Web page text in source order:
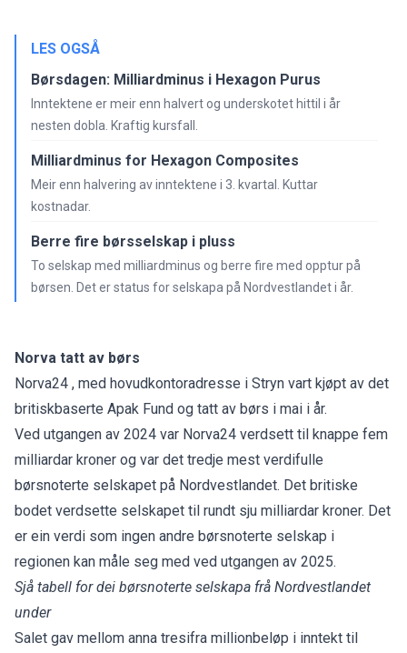
LES OGSÅ
Børsdagen: Milliardminus i Hexagon Purus
Inntektene er meir enn halvert og underskotet hittil i år
nesten dobla. Kraftig kursfall.
Milliardminus for Hexagon Composites
Meir enn halvering av inntektene i 3. kvartal. Kuttar
kostnadar.
Berre fire børsselskap i pluss
To selskap med milliardminus og berre fire med opptur på
børsen. Det er status for selskapa på Nordvestlandet i år.
Norva tatt av børs
Norva24 , med hovudkontoradresse i Stryn vart kjøpt av det
britiskbaserte Apak Fund og tatt av børs i mai i år.
Ved utgangen av 2024 var Norva24 verdsett til knappe fem
milliardar kroner og var det tredje mest verdifulle
børsnoterte selskapet på Nordvestlandet. Det britiske
bodet verdsette selskapet til rundt sju milliardar kroner. Det
er ein verdi som ingen andre børsnoterte selskap i
regionen kan måle seg med ved utgangen av 2025.
Sjå tabell for dei børsnoterte selskapa frå Nordvestlandet
under
Salet gav mellom anna tresifra millionbeløp i inntekt til